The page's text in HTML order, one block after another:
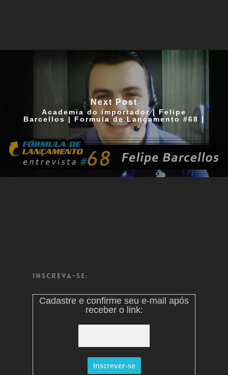
Next Post
Academia do importador | Felipe
Barcellos | Formula de Lançamento #68 |
Inscreva-se:
Cadastre e confirme seu e-mail após
receber o link: